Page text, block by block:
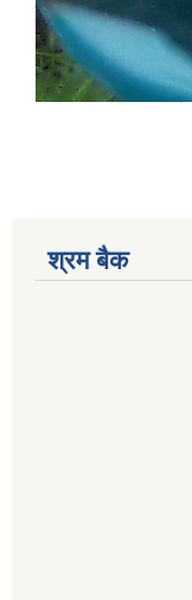
श्रम बैक